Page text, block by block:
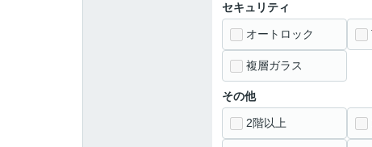
セキュリティ
オートロック
複層ガラス
その他
2階以上